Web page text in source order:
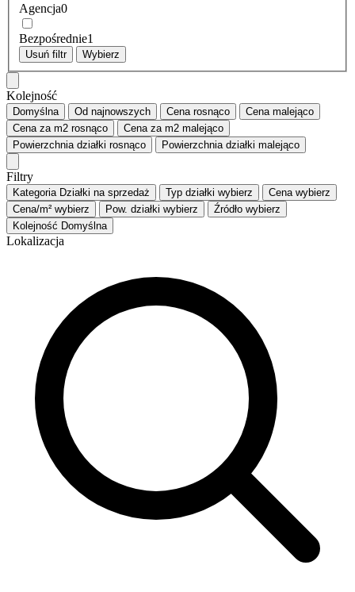
Agencja0
Bezpośrednie1
Usuń filtr Wybierz
Kolejność
Domyślna Od najnowszych Cena rosnąco Cena malejąco
Cena za m2 rosnąco Cena za m2 malejąco
Powierzchnia działki rosnąco Powierzchnia działki malejąco
Filtry
Kategoria Działki na sprzedaż Typ działki wybierz Cena wybierz
Cena/m² wybierz Pow. działki wybierz Źródło wybierz
Kolejność Domyślna
Lokalizacja